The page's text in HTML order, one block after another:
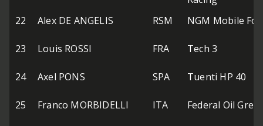
22
Alex DE ANGELIS RSM NGM Mobile
23 Louis ROSSI FRA Tech 3
24 Axel PONS SPA Tuenti HP 40
25 Franco MORBIDELLI ITA Federal Oil